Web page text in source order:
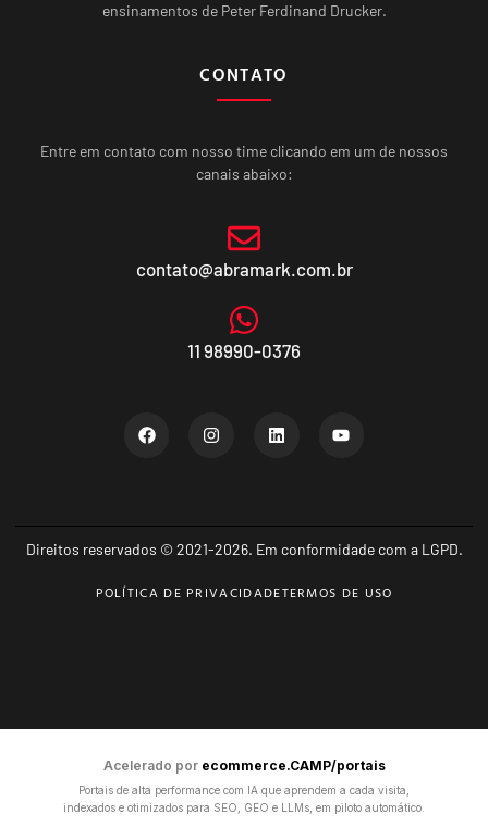
ensinamentos de Peter Ferdinand Drucker.
CONTATO
Entre em contato com nosso time clicando em um de nossos
canais abaixo:
contato@abramark.com.br
11 98990-0376
Direitos reservados © 2021-2026. Em conformidade com a LGPD.
POLÍTICA DE PRIVACIDADETERMOS DE USO
Acelerado por ecommerce.CAMP/portais
Portais de alta performance com IA que aprendem a cada visita,
indexados e otimizados para SEO, GEO e LLMs, em piloto automático.